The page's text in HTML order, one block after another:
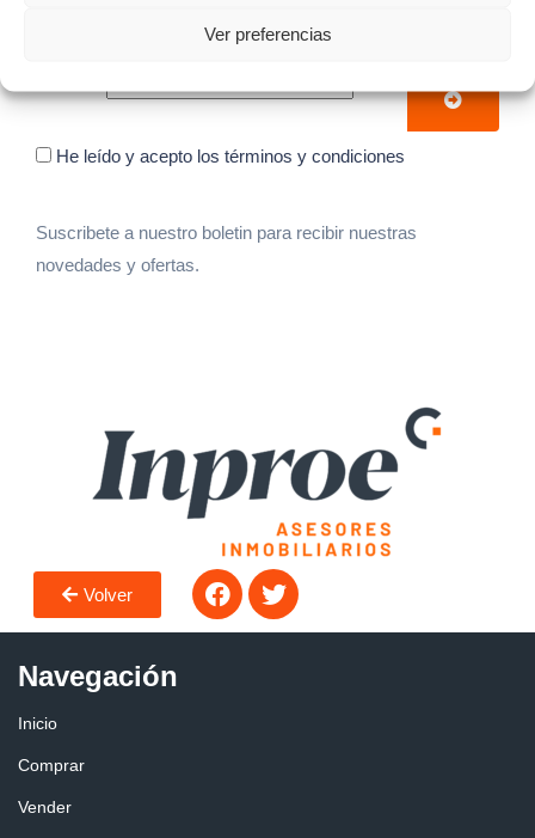
Ver preferencias
He leído y acepto los términos y condiciones
Suscribete a nuestro boletin para recibir nuestras
novedades y ofertas.
Volver
Navegación
Inicio
Comprar
Vender